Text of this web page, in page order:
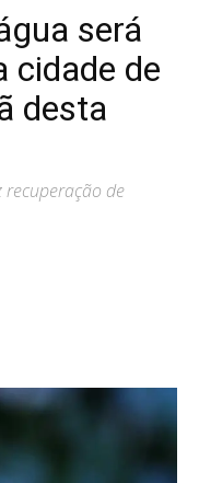
será
cidade de
desta
de